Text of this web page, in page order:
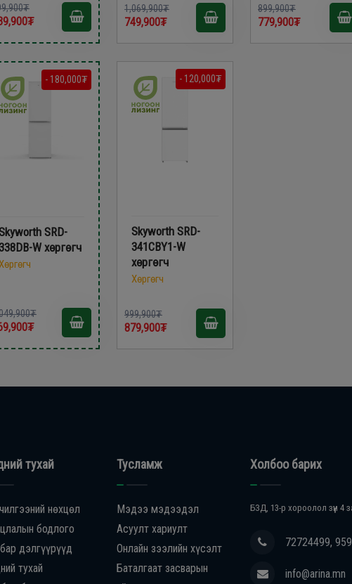
1,069,900₮
749,900₮
899,900₮
779,900₮
- 180,000₮
SRD-
W хөргөгч
- 120,000₮
Skyworth SRD-
341CBY1-W
хөргөгч
Хөргөгч
999,900₮
879,900₮
тухай
нөхцөл
бодлого
дэлгүүрүүд
тухай
Тусламж
Мэдээ мэдээдэл
Асуулт хариулт
Онлайн зээлийн хүсэлт
Баталгаат засварын
Холбоо барих
БЗД, 13-р хороолол зүүн
72724499,
info@arina.mn